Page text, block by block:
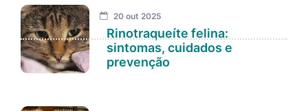
20 out 2025
Rinotraqueíte felina:
sintomas, cuidados e
prevenção